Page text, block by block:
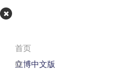
立博app
首页
立博中文版